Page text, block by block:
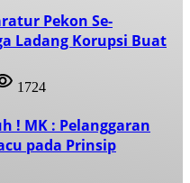
Pekon Se-
Ladang Korupsi Buat
1724
! MK : Pelanggaran
pada Prinsip